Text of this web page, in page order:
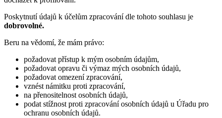
Poskytnutí údajů k účelům zpracování dle tohoto souhlasu je
dobrovolné.
Beru na vědomí, že mám právo:
požadovat přístup k mým osobním údajům,
požadovat opravu či výmaz mých osobních údajů,
požadovat omezení zpracování,
vznést námitku proti zpracování,
na přenositelnost osobních údajů,
podat stížnost proti zpracování osobních údajů u Úřadu pro
ochranu osobních údajů.